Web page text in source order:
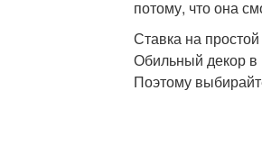
потому, что она
Ставка на
Обильный декор в
Поэтому